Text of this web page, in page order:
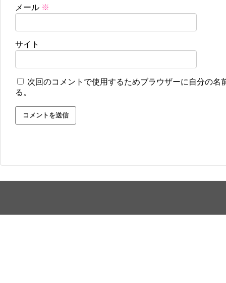
メール ※
サイト
次回のコメントで使用するためブラウザーに自分の名
る。